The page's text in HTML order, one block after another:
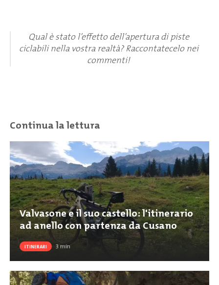
Qual è stato l’effetto dell’apertura di piste
ciclabili nella vostra realtà? Raccontatecelo nei
commenti!
Continua la lettura
Valvasone e il suo castello: l'itinerario
ad anello con partenza da Cusano
ITINERARI 3 min